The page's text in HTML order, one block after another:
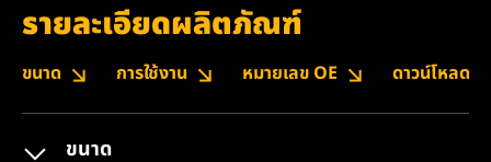
รายละเอียดผลิตภัณฑ์
ขนาด การใช้งาน หมายเลข OE ดาวน์โหลด
ขนาด